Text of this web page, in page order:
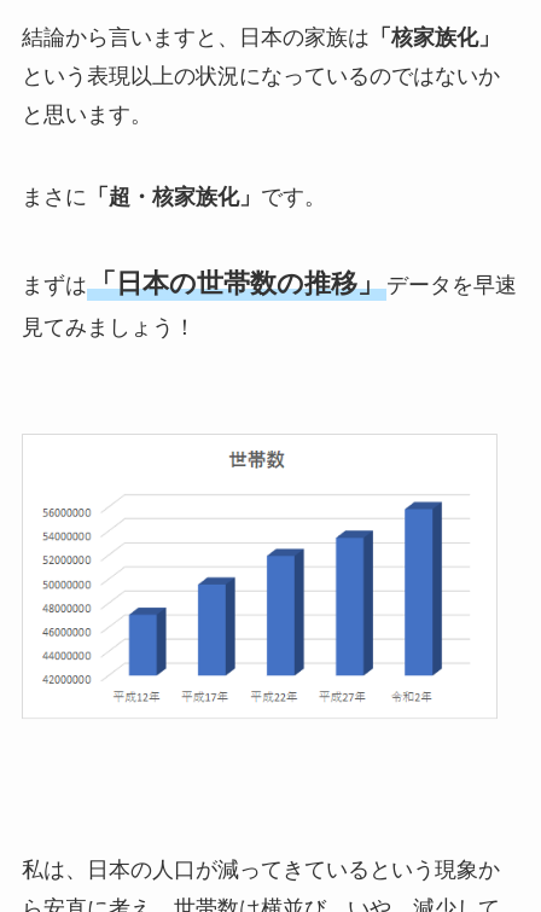
結論から言いますと、日本の家族は 「核家族化」
という表現以上の状況になっているのではないか
と思います。
まさに 「超・核家族化」 です。
まずは「日本の世帯数の推移」データを早速
見てみましょう！
私は、日本の人口が減ってきているという現象か